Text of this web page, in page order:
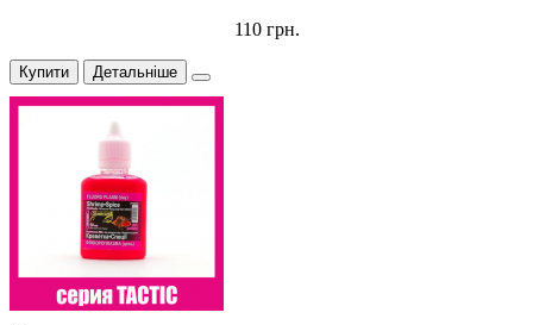
110 грн.
Купити Детальніше